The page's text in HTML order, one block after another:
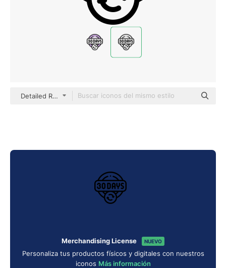
Detailed Rounded Lineal
Merchandising License NUEVO
Personaliza tus productos físicos y digitales con nuestros
iconos Más información